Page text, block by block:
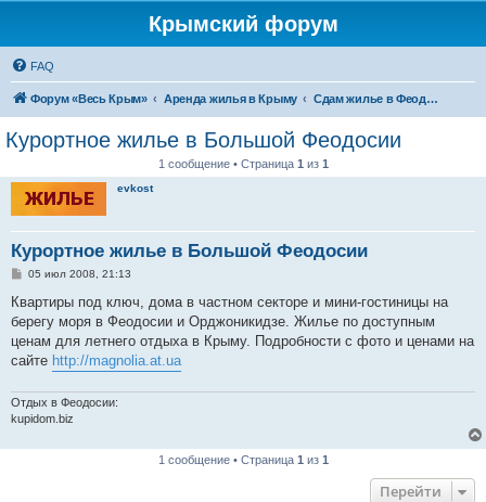
Крымский форум
FAQ
Форум «Весь Крым» Аренда жилья в Крыму Сдам жилье в Феодосии - аренда жилья от хозяев
Курортное жилье в Большой Феодосии
1 сообщение • Страница 1 из 1
evkost
Курортное жилье в Большой Феодосии
С
о
щ
е
и
05 июл 2008, 21:13
Квартиры под ключ, дома в частном секторе и мини-гостиницы на
берегу моря в Феодосии и Орджоникидзе. Жилье по доступным
ценам для летнего отдыха в Крыму. Подробности с фото и ценами на
сайте http://magnolia.at.ua
Отдых в Феодосии:
kupidom.biz
1 сообщение • Страница 1 из 1
Перейти